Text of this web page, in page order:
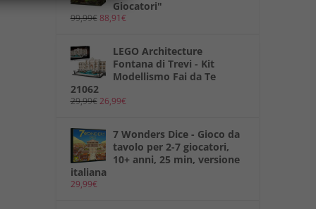
Giocatori"
99,99€ 88,91€
LEGO Architecture
Fontana di Trevi - Kit
Modellismo Fai da Te
21062
29,99€ 26,99€
7 Wonders Dice - Gioco da
tavolo per 2-7 giocatori,
10+ anni, 25 min, versione
italiana
29,99€